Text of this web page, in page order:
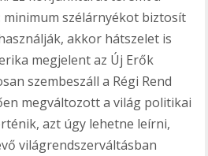
szélárnyékot biztosít
akkor hátszelet is
megjelent az Új Erők
szembeszáll a Régi Rend
megváltozott a világ politikai
azt úgy lehetne leírni,
világrendszerváltásban